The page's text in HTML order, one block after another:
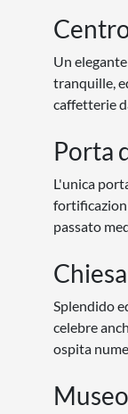
Un
tranquille,
caffetterie
Porta
L'unica
passato
Splendido
celebre
ospita